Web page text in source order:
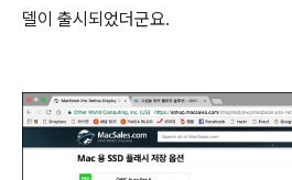
델이 출시되었더군요.